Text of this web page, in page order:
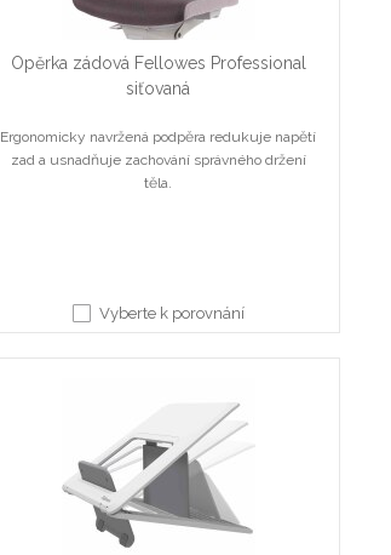
Opěrka zádová Fellowes Professional
siťovaná
Ergonomicky navržená podpěra redukuje napětí
zad a usnadňuje zachování správného držení
těla.
Vyberte k porovnání